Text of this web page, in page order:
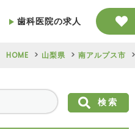
歯科医院の求人
HOME 山梨県 南アルプス市
検索